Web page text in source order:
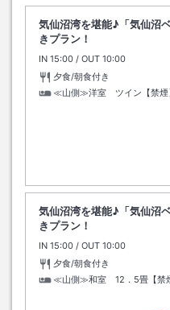
気仙沼湾を堪能♪「気仙沼
きプラン！
IN チェックイン
15:00 / OUT チェックアウト
10:00
夕食/朝食付き
≪山側≫洋室 ツイン【禁煙
気仙沼湾を堪能♪「気仙沼
きプラン！
IN チェックイン
15:00 / OUT チェックアウト
10:00
夕食/朝食付き
≪山側≫和室 12．5畳【禁